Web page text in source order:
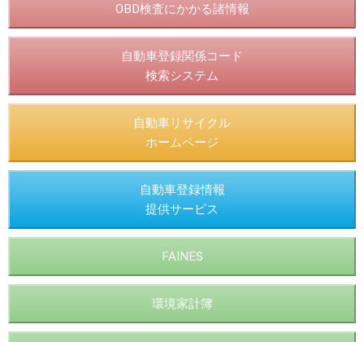
OBD検査にかかる諸情報
自動車登録関係コード
検索システム
自動車リサイクル
ホームページ
自動車登録情報
提供サービス
FAINES
環境家計簿